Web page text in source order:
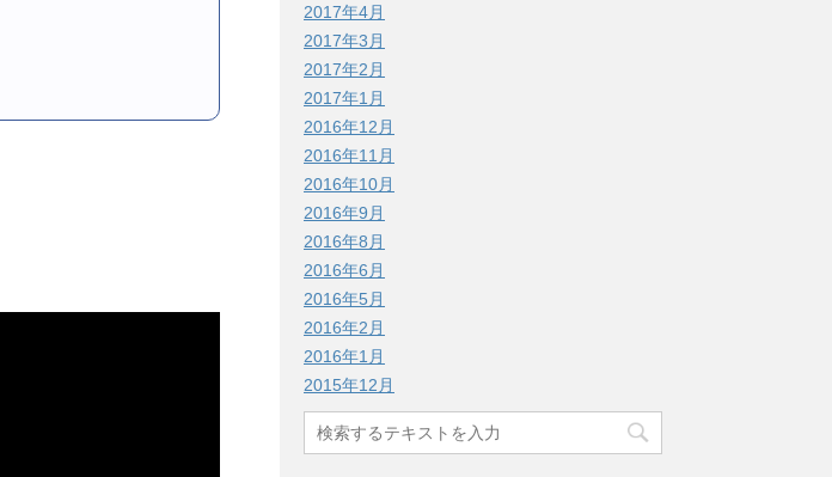
2017年4月
2017年3月
2017年2月
2017年1月
2016年12月
2016年11月
2016年10月
2016年9月
2016年8月
2016年6月
2016年5月
2016年2月
2016年1月
2015年12月